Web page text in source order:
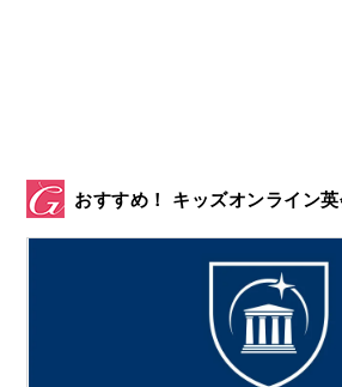
おすすめ！ キッズオンライン